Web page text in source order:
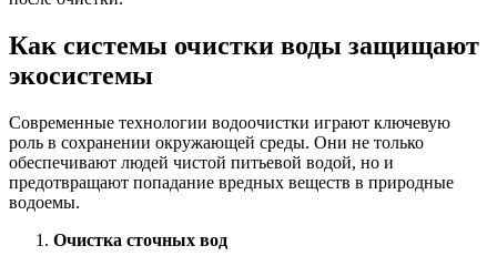
Как системы очистки воды защищают
экосистемы
Современные технологии водоочистки играют ключевую
роль в сохранении окружающей среды. Они не только
обеспечивают людей чистой питьевой водой, но и
предотвращают попадание вредных веществ в природные
водоемы.
Очистка сточных вод